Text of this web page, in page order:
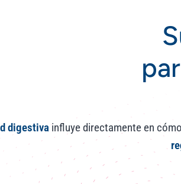
digestivainfluye directamente en